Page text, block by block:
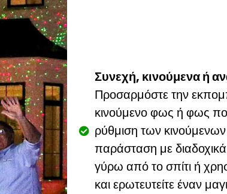
Συνεχή, κινούμενα ή
Προσαρμόστε την
κινούμενο φως ή φως
ρύθμιση των
παράσταση με
γύρω από το σπίτι ή
και ερωτευτείτε έναν